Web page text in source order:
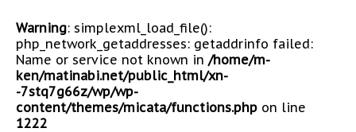
Warning: simplexml_load_file():
php_network_getaddresses: getaddrinfo failed:
Name or service not known in /home/m-
ken/matinabi.net/public_html/xn-
-7stq7g66z/wp/wp-
content/themes/micata/functions.php on line
1222